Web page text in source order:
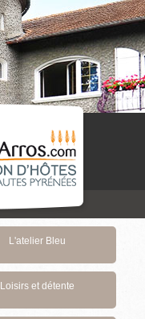
L'atelier Bleu
Loisirs et détente